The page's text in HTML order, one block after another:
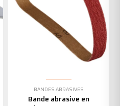
BANDES ABRASIVES
Bande abrasive en